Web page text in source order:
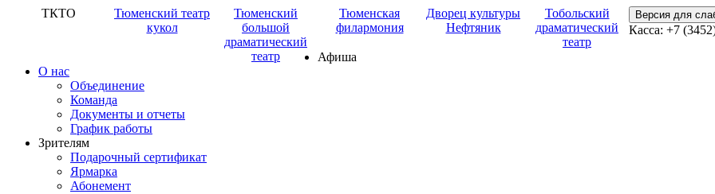
ТКТО
Тюменский театр
кукол
Тюменский
большой
драматический
театр
Тюменская
филармония
Дворец культуры
Нефтяник
Тобольский
драматический
театр
Версия для
Касса: +7
Афиша
О нас
Объединение
Команда
Документы и отчеты
График работы
Зрителям
Подарочный сертификат
Ярмарка
Абонемент